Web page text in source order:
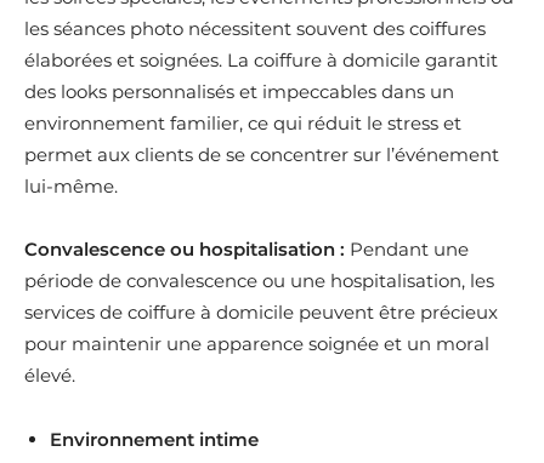
les séances photo nécessitent souvent des coiffures
élaborées et soignées. La coiffure à domicile garantit
des looks personnalisés et impeccables dans un
environnement familier, ce qui réduit le stress et
permet aux clients de se concentrer sur l’événement
lui-même.
Convalescence ou hospitalisation : Pendant une
période de convalescence ou une hospitalisation, les
services de coiffure à domicile peuvent être précieux
pour maintenir une apparence soignée et un moral
élevé.
Environnement intime